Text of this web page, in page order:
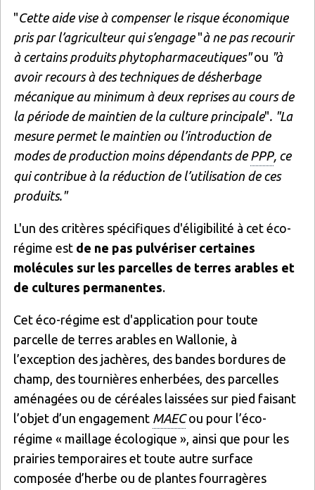
"Cette aide vise à compenser le risque économique
pris par l’agriculteur qui s’engage "à ne pas recourir
à certains produits phytopharmaceutiques"ou "à
avoir recours à des techniques de désherbage
mécanique au minimum à deux reprises au cours de
la période de maintien de la culture principale". "La
mesure permet le maintien ou l’introduction de
modes de production moins dépendants de PPP, ce
qui contribue à la réduction de l’utilisation de ces
produits."
L'un des critères spécifiques d'éligibilité à cet éco-
régime est de ne pas pulvériser certaines
molécules sur les parcelles de terres arables et
de cultures permanentes.
Cet éco-régime est d'application pour toute
parcelle de terres arables en Wallonie, à
l’exception des jachères, des bandes bordures de
champ, des tournières enherbées, des parcelles
aménagées ou de céréales laissées sur pied faisant
l’objet d’un engagement MAECou pour l’éco-
régime « maillage écologique », ainsi que pour les
prairies temporaires et toute autre surface
composée d’herbe ou de plantes fourragères